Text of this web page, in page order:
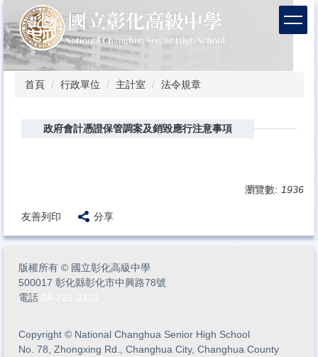
到
主
要
內
首頁 行政單位 主計室 法令規章
政府會計憑證保管調案及銷毀應行注意事項
瀏覽數: 1936
友善列印 分享
版權所有 © 國立彰化高級中學
500017 彰化縣彰化市中興路78號
電話
Copyright © National Changhua Senior High School
No. 78, Zhongxing Rd., Changhua City, Changhua County